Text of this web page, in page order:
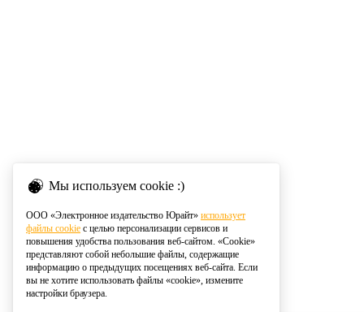
Мы используем cookie :)
ООО «Электронное издательство Юрайт» использует
файлы cookie с целью персонализации сервисов и
повышения удобства пользования веб-сайтом. «Cookie»
представляют собой небольшие файлы, содержащие
информацию о предыдущих посещениях веб-сайта. Если
вы не хотите использовать файлы «cookie», измените
настройки браузера.